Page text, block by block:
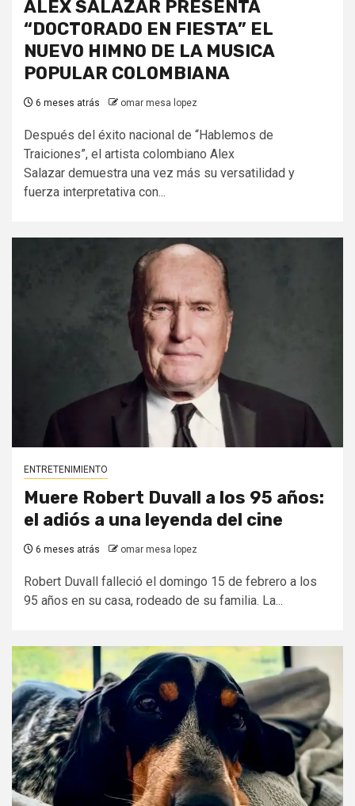
ALEX SALAZAR PRESENTA
“DOCTORADO EN FIESTA” EL
NUEVO HIMNO DE LA MUSICA
POPULAR COLOMBIANA
6 meses atrás omar mesa lopez
Después del éxito nacional de “Hablemos de
Traiciones”, el artista colombiano Alex
Salazar demuestra una vez más su versatilidad y
fuerza interpretativa con...
ENTRETENIMIENTO
Muere Robert Duvall a los 95 años:
el adiós a una leyenda del cine
6 meses atrás omar mesa lopez
Robert Duvall falleció el domingo 15 de febrero a los
95 años en su casa, rodeado de su familia. La...